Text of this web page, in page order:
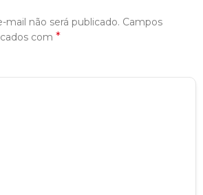
mail não será publicado. Campos
com *